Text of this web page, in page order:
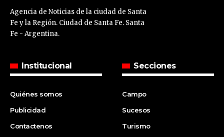
Agencia de Noticias de la ciudad de Santa
Fe y la Región. Ciudad de Santa Fe. Santa
Fe - Argentina.
Institucional
Quiénes somos
Publicidad
Contactenos
Secciones
Campo
Sucesos
Turismo